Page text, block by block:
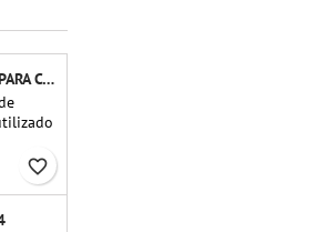
y una
IGNITOR ELÉCTRICO PARA CARGA DE EYECCIÓN
favorite_border